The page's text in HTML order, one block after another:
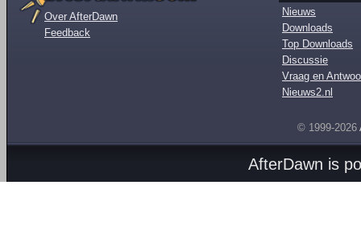
Over AfterDawn
Feedback
Nieuws
Downloads
Top Downloads
Discussie
Vraag en
Nieuws2.nl
© 1999-2026
AfterDawn is